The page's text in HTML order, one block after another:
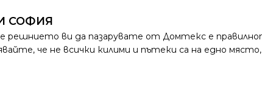
СОФИЯ
решнието ви да пазарувате от Домтекс е
че не всички килими и пътеки са на едно